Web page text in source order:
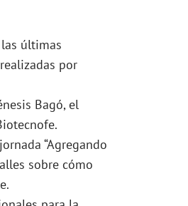
últimas
por
Bagó, el
“Agregando
sobre cómo